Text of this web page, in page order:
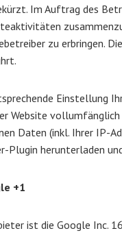
Im Auftrag des
zu erbringen.
vollumfänglich
Daten (inkl. Ihrer IP-
Plugin herunterladen
+1
ist die Google Inc.